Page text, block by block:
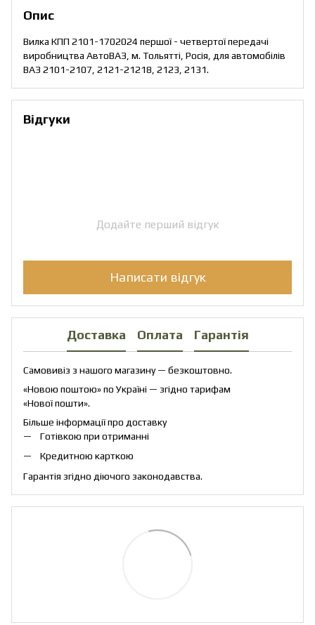
Опис
Вилка КПП 2101-1702024 першої - четвертої передачі
виробництва АвтоВАЗ, м. Тольятті, Росія, для автомобілів
ВАЗ 2101-2107, 2121-21218, 2123, 2131.
Відгуки
Додайте перший відгук
Написати відгук
Доставка Оплата Гарантія
Самовивіз з нашого магазину — безкоштовно.
«Новою поштою» по Україні — згідно тарифам
«Нової пошти».
Більше інформації про доставку
Готівкою при отриманні
Кредитною карткою
Гарантія згідно діючого законодавства.